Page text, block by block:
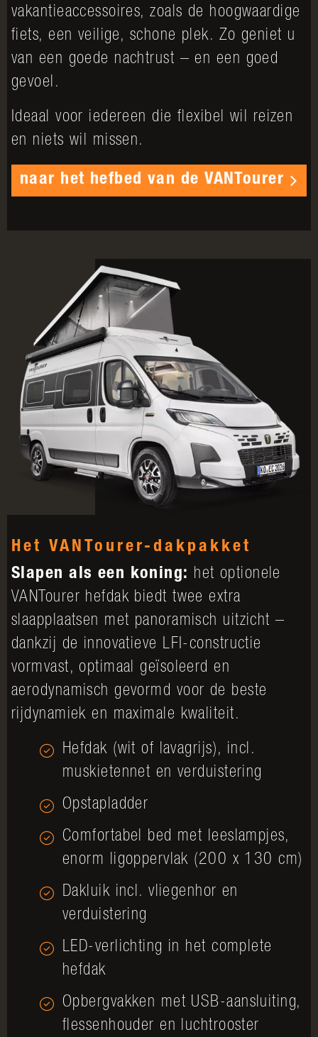
vakantieaccessoires, zoals de hoogwaardige
fiets, een veilige, schone plek. Zo geniet u
van een goede nachtrust – en een goed
gevoel.
Ideaal voor iedereen die flexibel wil reizen
en niets wil missen.
naar het hefbed van de VANTourer
Het VANTourer-dakpakket
Slapen als een koning: het optionele
VANTourer hefdak biedt twee extra
slaapplaatsen met panoramisch uitzicht –
dankzij de innovatieve LFI-constructie
vormvast, optimaal geïsoleerd en
aerodynamisch gevormd voor de beste
rijdynamiek en maximale kwaliteit.
Hefdak (wit of lavagrijs), incl.
muskietennet en verduistering
Opstapladder
Comfortabel bed met leeslampjes,
enorm ligoppervlak (200 x 130 cm)
Dakluik incl. vliegenhor en
verduistering
LED-verlichting in het complete
hefdak
Opbergvakken met USB-aansluiting,
flessenhouder en luchtrooster